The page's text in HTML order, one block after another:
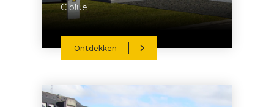
C blue
Ontdekken